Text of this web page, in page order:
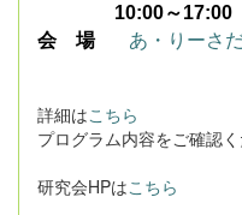
10:00～17:00
会 場
あ・りーさ
詳細はこちら
プログラム内容をご確認く
研究会HPはこちら